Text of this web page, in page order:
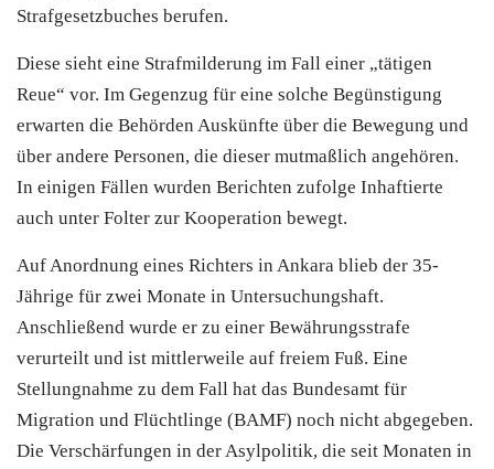
Strafgesetzbuches berufen.
Diese sieht eine Strafmilderung im Fall einer „tätigen
Reue“ vor. Im Gegenzug für eine solche Begünstigung
erwarten die Behörden Auskünfte über die Bewegung und
über andere Personen, die dieser mutmaßlich angehören.
In einigen Fällen wurden Berichten zufolge Inhaftierte
auch unter Folter zur Kooperation bewegt.
Auf Anordnung eines Richters in Ankara blieb der 35-
Jährige für zwei Monate in Untersuchungshaft.
Anschließend wurde er zu einer Bewährungsstrafe
verurteilt und ist mittlerweile auf freiem Fuß. Eine
Stellungnahme zu dem Fall hat das Bundesamt für
Migration und Flüchtlinge (BAMF) noch nicht abgegeben.
Die Verschärfungen in der Asylpolitik, die seit Monaten in